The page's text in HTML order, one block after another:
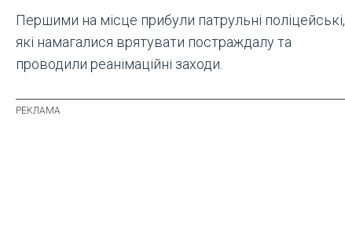
Першими на місце прибули патрульні поліцейські,
які намагалися врятувати постраждалу та
проводили реанімаційні заходи.